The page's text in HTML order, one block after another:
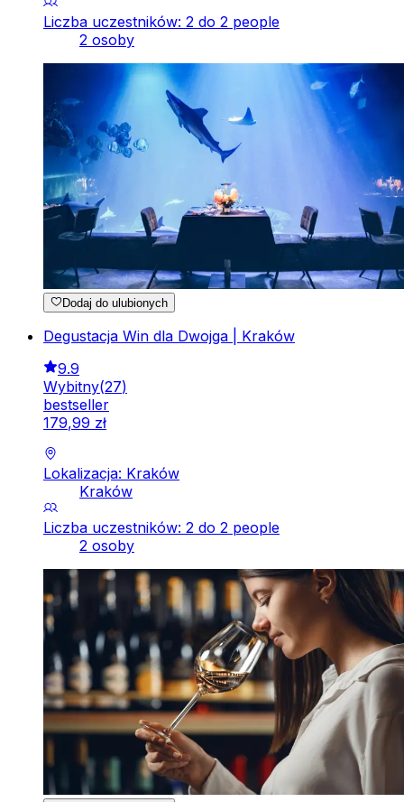
Liczba uczestników: 2 do 2 people
2 osoby
Dodaj do ulubionych
Degustacja Win dla Dwojga | Kraków
9.9
Wybitny(27)
bestseller
179,99 zł
Lokalizacja: Kraków
Kraków
Liczba uczestników: 2 do 2 people
2 osoby